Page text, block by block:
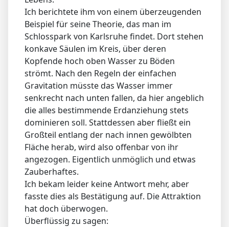
Ich berichtete ihm von einem überzeugenden
Beispiel für seine Theorie, das man im
Schlosspark von Karlsruhe findet. Dort stehen
konkave Säulen im Kreis, über deren
Kopfende hoch oben Wasser zu Böden
strömt. Nach den Regeln der einfachen
Gravitation müsste das Wasser immer
senkrecht nach unten fallen, da hier angeblich
die alles bestimmende Erdanziehung stets
dominieren soll. Stattdessen aber fließt ein
Großteil entlang der nach innen gewölbten
Fläche herab, wird also offenbar von ihr
angezogen. Eigentlich unmöglich und etwas
Zauberhaftes.
Ich bekam leider keine Antwort mehr, aber
fasste dies als Bestätigung auf. Die Attraktion
hat doch überwogen.
Überflüssig zu sagen: